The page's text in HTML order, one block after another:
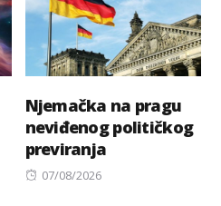
Njemačka na pragu
neviđenog političkog
previranja
Posted
07/08/2026